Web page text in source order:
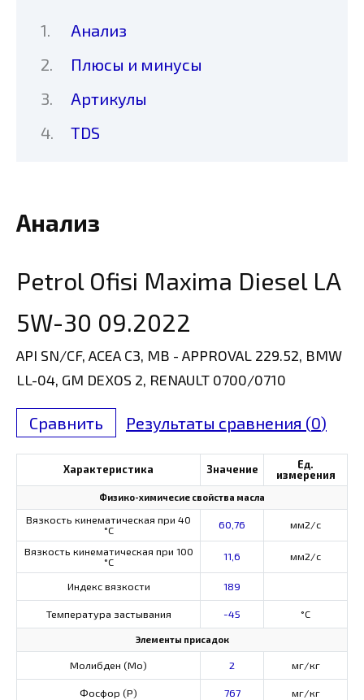
Анализ
Плюсы и минусы
Артикулы
TDS
Анализ
Petrol Ofisi Maxima Diesel LA
5W-30 09.2022
API SN/CF, ACEA C3, MB - APPROVAL 229.52, BMW
LL-04, GM DEXOS 2, RENAULT 0700/0710
Сравнить Результаты сравнения (0)
Характеристика Значение
Ед.
измерения
Физико-химичесие свойства масла
Вязкость кинематическая при 40
°С
60,76 мм2/с
Вязкость кинематическая при 100
°С
11,6 мм2/с
Индекс вязкости 189
Температура застывания -45 °C
Элементы присадок
Молибден (Мо) 2 мг/кг
Фосфор (Р) 767 мг/кг